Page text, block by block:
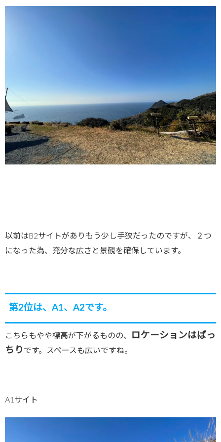
以前はB2サイトがありもう少し手狭だったのですが、２つ
になった為、充分な広さと景観を確保しています。
第2位は、A1、A2です。
こちらもやや標高が下がるものの、
ロケーションはばっ
ちり です。スペースも広いですね。
A1サイト